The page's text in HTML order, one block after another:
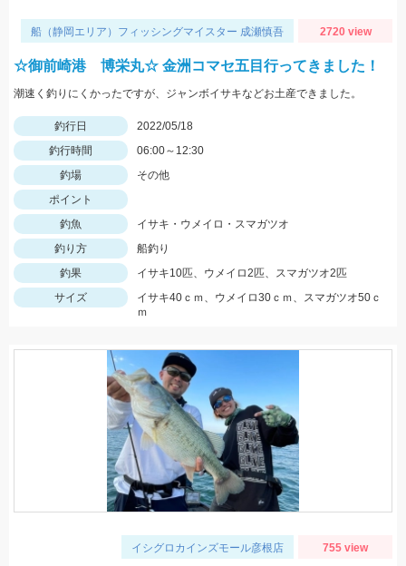
船（静岡エリア）フィッシングマイスター 成瀬慎吾 2720 view
☆御前崎港 博栄丸☆ 金洲コマセ五目行ってきました！
潮速く釣りにくかったですが、ジャンボイサキなどお土産できました。
釣行日
2022/05/18
釣行時間
06:00～12:30
釣場
その他
ポイント
釣魚
イサキ・ウメイロ・スマガツオ
釣り方
船釣り
釣果
イサキ10匹、ウメイロ2匹、スマガツオ2匹
サイズ
イサキ40ｃｍ、ウメイロ30ｃｍ、スマガツオ50ｃ
ｍ
イシグロカインズモール彦根店 755 view